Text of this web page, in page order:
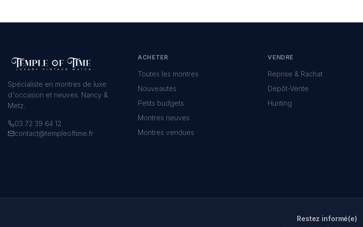
Spécialiste en montres de luxe
d'occasion et neuves. Nancy &
Metz.
03 72 39 64 12
contact@templeoftime.fr
ACHETER
Toutes les montres
Nouveautés
Petits budgets
Montres neuves
Montres vendues
VENDRE
Reprise & Rachat
Dépôt-Vente
Hunting
Restez informé(e)